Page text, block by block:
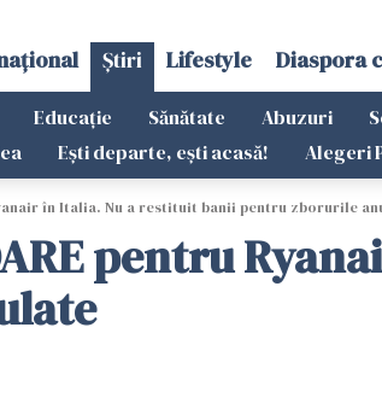
Știri Lifestyle Diaspora
Educație Sănătate Abuzuri
Ești departe, ești acasă! Alegeri
în Italia. Nu a restituit banii pentru zborurile
pentru